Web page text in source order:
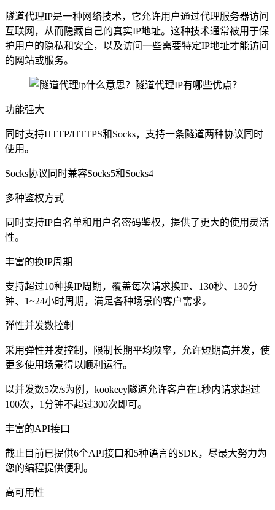
隧道代理IP是一种网络技术，它允许用户通过代理服务器访问
互联网，从而隐藏自己的真实IP地址。这种技术通常被用于保
护用户的隐私和安全，以及访问一些需要特定IP地址才能访问
的网站或服务。
功能强大
同时支持HTTP/HTTPS和Socks，支持一条隧道两种协议同时
使用。
Socks协议同时兼容Socks5和Socks4
多种鉴权方式
同时支持IP白名单和用户名密码鉴权，提供了更大的使用灵活
性。
丰富的换IP周期
支持超过10种换IP周期，覆盖每次请求换IP、130秒、130分
钟、1~24小时周期，满足各种场景的客户需求。
弹性并发数控制
采用弹性并发控制，限制长期平均频率，允许短期高并发，使
更多使用场景得以顺利运行。
以并发数5次/s为例，kookeey隧道允许客户在1秒内请求超过
100次，1分钟不超过300次即可。
丰富的API接口
截止目前已提供6个API接口和5种语言的SDK，尽最大努力为
您的编程提供便利。
高可用性